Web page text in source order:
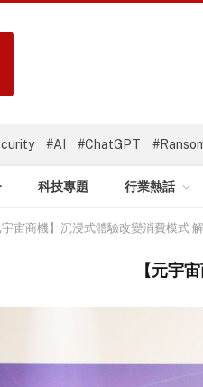
#AI #ChatGPT
科技專題 行業熱話
宇宙商機】沉浸式體驗改變消費模式
【元宇